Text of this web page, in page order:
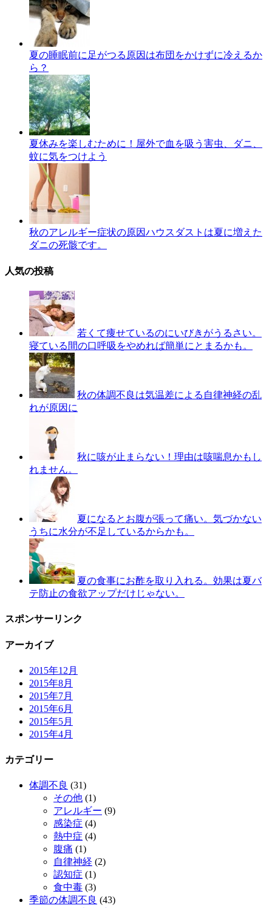
夏の睡眠前に足がつる原因は布団をかけずに冷えるか
ら？
夏休みを楽しむために！屋外で血を吸う害虫、ダニ、
蚊に気をつけよう
秋のアレルギー症状の原因ハウスダストは夏に増えた
ダニの死骸です。
人気の投稿
若くて痩せているのにいびきがうるさい。
寝ている間の口呼吸をやめれば簡単にとまるかも。
秋の体調不良は気温差による自律神経の乱
れが原因に
秋に咳が止まらない！理由は咳喘息かもし
れません。
夏になるとお腹が張って痛い。気づかない
うちに水分が不足しているからかも。
夏の食事にお酢を取り入れる。効果は夏バ
テ防止の食欲アップだけじゃない。
スポンサーリンク
アーカイブ
2015年12月
2015年8月
2015年7月
2015年6月
2015年5月
2015年4月
カテゴリー
体調不良 (31)
その他 (1)
アレルギー (9)
感染症 (4)
熱中症 (4)
腹痛 (1)
自律神経 (2)
認知症 (1)
食中毒 (3)
季節の体調不良 (43)